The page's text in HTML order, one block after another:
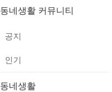
동네생활 커뮤니티
공지
인기
동네생활